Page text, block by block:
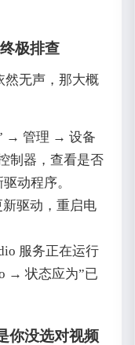
极排查
然无声，那大概
→ 管理 → 设备
制器，查看是否
动程序。
驱动，重启电
服务正在运行
→ 状态应为”已
你没选对视频